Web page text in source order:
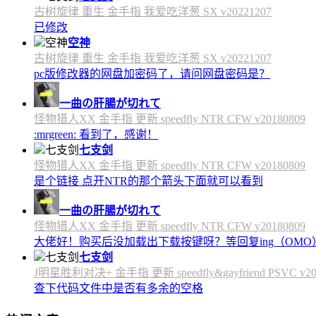
古树旋律 重生 金手指 我爱吃洋葱 SX v20221207
已修改
空神
古树旋律 重生 金手指 我爱吃洋葱 SX v20221207
pc版修改器的网盘加密码了，请问网盘密码是？
一曲の肝腸が切れて
怪物猎人XX 金手指 更新 speedfly NTR CFW v20180809
:mrgreen: 看到了，感谢！
七支剑
怪物猎人XX 金手指 更新 speedfly NTR CFW v20180809
是个链接 点开NTR的那个箭头下面就可以看到
一曲の肝腸が切れて
怪物猎人XX 金手指 更新 speedfly NTR CFW v20180809
大佬好！购买后没加载出下载按键呀？等回复ing（OMO
七支剑
J明星胜利对决+ 金手指 更新 speedfly&gayfriend PSVC
查下代码文件中是否有多余的空格